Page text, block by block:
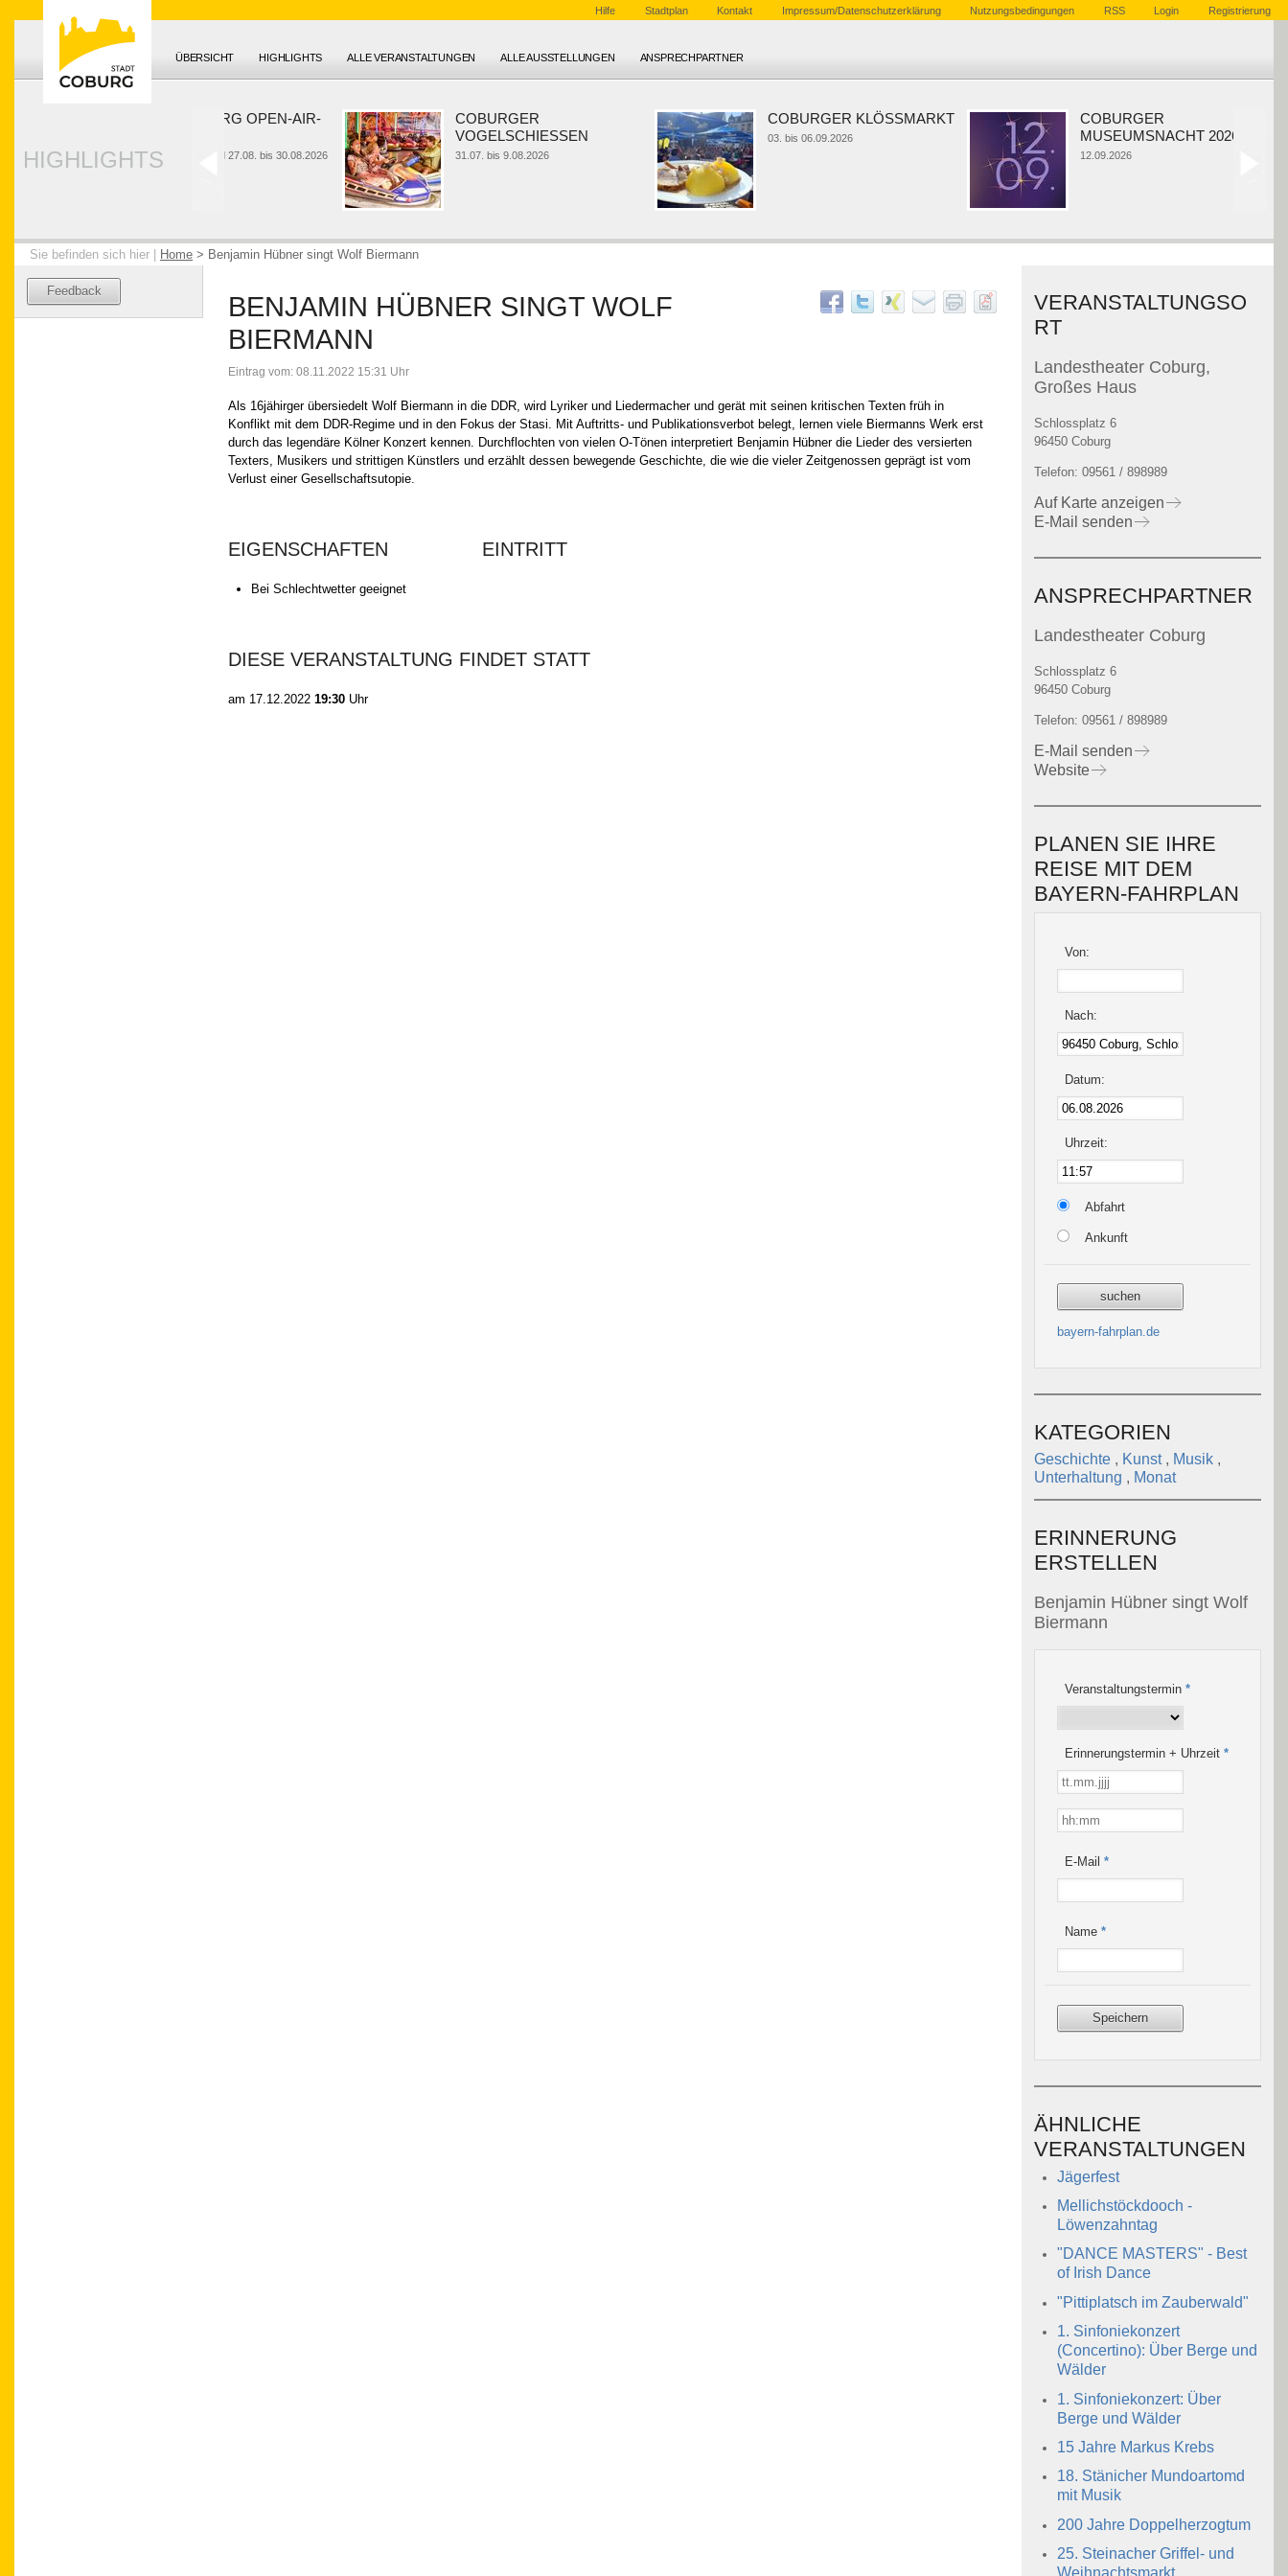
Hilfe Stadtplan Kontakt Impressum/Datenschutzerklärung Nutzungsbedingungen RSS Login Registrierung
ÜBERSICHT HIGHLIGHTS ALLE VERANSTALTUNGEN ALLE AUSSTELLUNGEN ANSPRECHPARTNER
HIGHLIGHTS
HUK-COBURG OPEN-AIR-
26. bis 28.06. und 27.08. bis 30.08.2026
COBURGER
VOGELSCHIESSEN
31.07. bis 9.08.2026
COBURGER KLÖSSMARKT
03. bis 06.09.2026
COBURGER
MUSEUMSNACHT 2026
12.09.2026
Sie befinden sich hier | Home > Benjamin Hübner singt Wolf Biermann
VERANSTALTUNGSO
RT
Landestheater Coburg,
Großes Haus
Schlossplatz 6
96450 Coburg
Telefon: 09561 / 898989
Auf Karte anzeigen
E-Mail senden
ANSPRECHPARTNER
Landestheater Coburg
Schlossplatz 6
96450 Coburg
Telefon: 09561 / 898989
E-Mail senden
Website
PLANEN SIE IHRE
REISE MIT DEM
BAYERN-FAHRPLAN
Von:
Nach:
Datum:
Uhrzeit:
Abfahrt
Ankunft
bayern-fahrplan.de
KATEGORIEN
Geschichte , Kunst , Musik ,
Unterhaltung , Monat
ERINNERUNG
ERSTELLEN
Benjamin Hübner singt Wolf
Biermann
Veranstaltungstermin*
Erinnerungstermin + Uhrzeit*
E-Mail*
Name*
ÄHNLICHE
VERANSTALTUNGEN
Jägerfest
Mellichstöckdooch -
Löwenzahntag
"DANCE MASTERS" - Best
of Irish Dance
"Pittiplatsch im Zauberwald"
1. Sinfoniekonzert
(Concertino): Über Berge und
Wälder
1. Sinfoniekonzert: Über
Berge und Wälder
15 Jahre Markus Krebs
18. Stänicher Mundoartomd
mit Musik
200 Jahre Doppelherzogtum
25. Steinacher Griffel- und
Feedback
BENJAMIN HÜBNER SINGT WOLF
BIERMANN
Eintrag vom: 08.11.2022 15:31 Uhr
Als 16jähirger übersiedelt Wolf Biermann in die DDR, wird Lyriker und Liedermacher und gerät mit seinen kritischen Texten früh in
Konflikt mit dem DDR-Regime und in den Fokus der Stasi. Mit Auftritts- und Publikationsverbot belegt, lernen viele Biermanns Werk erst
durch das legendäre Kölner Konzert kennen. Durchflochten von vielen O-Tönen interpretiert Benjamin Hübner die Lieder des versierten
Texters, Musikers und strittigen Künstlers und erzählt dessen bewegende Geschichte, die wie die vieler Zeitgenossen geprägt ist vom
Verlust einer Gesellschaftsutopie.
EIGENSCHAFTEN
Bei Schlechtwetter geeignet
EINTRITT
DIESE VERANSTALTUNG FINDET STATT
am 17.12.202219:30 Uhr